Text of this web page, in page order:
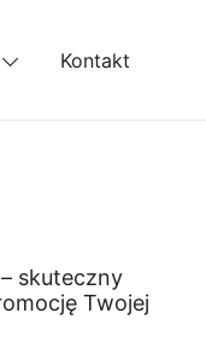
Kontakt
skuteczny
Twojej